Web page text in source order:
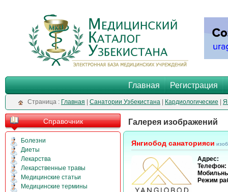
Главная Регистрация
Cтраница : Главная Санатории Узбекистана Кардиологические
Справочник
Болезни
Диеты
Лекарства
Лекарственные травы
Медицинские статьи
Медицинские термины
Галерея изображений
Янгиобод санаторияси
Адрес:
Телефон:
Режим